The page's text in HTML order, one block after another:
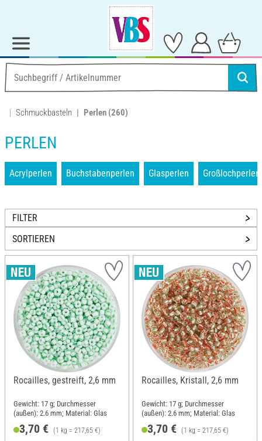
Schmuckbasteln Perlen (260)
PERLEN
Acrylperlen Buchstabenperlen Glasperlen Großlochperlen
FILTER
SORTIEREN
Rocailles, gestreift, 2,6 mm
Gewicht: 17 g; Durchmesser
(außen): 2.6 mm; Material: Glas
3,70 € (1 kg = 217,65 €)
Rocailles, Kristall, 2,6 mm
Gewicht: 17 g; Durchmesser
(außen): 2.6 mm; Material: Glas
3,70 € (1 kg = 217,65 €)